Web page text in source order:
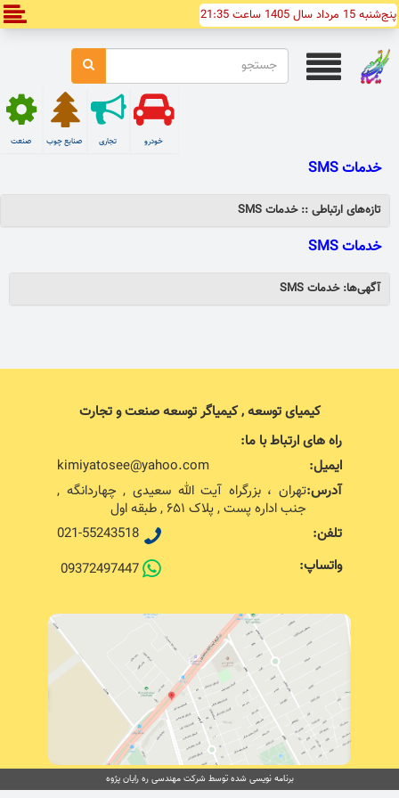
پنج‌شنبه 15 مرداد سال 1405 ساعت 21:35
صنعت صنایع چوب تجاری خودرو
خدمات SMS
تازه‌های ارتباطی :: خدمات SMS
خدمات SMS
آگهی‌ها: خدمات SMS
کیمیای توسعه , کیمیاگر توسعه صنعت و تجارت
راه های ارتباط با ما:
ایمیل:
kimiyatosee@yahoo.com
آدرس:تهران ، بزرگراه آیت الله سعیدی , چهاردانگه ,
جنب اداره پست , پلاک ۶۵۱ , طبقه اول
تلفن:
021-55243518
واتساپ:
09372497447
برنامه نویسی شده توسط شرکت مهندسی ره رایان پژوه